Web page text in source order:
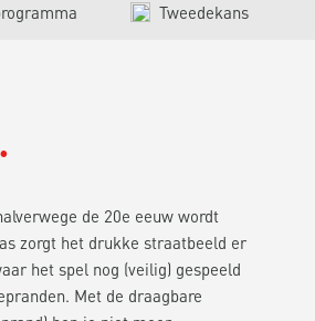
Tweedekans
de 20e eeuw wordt
zorgt het drukke straatbeeld er
het spel nog (veilig) gespeeld
Met de draagbare